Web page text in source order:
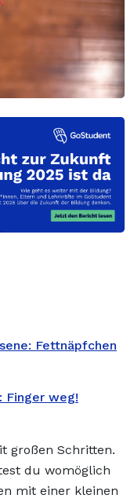
Fettnäpfchen
Finger weg!
großen Schritten.
du womöglich
mit einer kleinen